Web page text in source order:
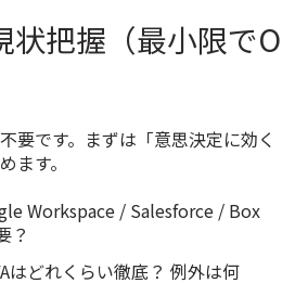
状把握（最小限でO
要です。まずは「意思決定に効く
ます。
Workspace / Salesforce / Box
？
はどれくらい徹底？ 例外は何